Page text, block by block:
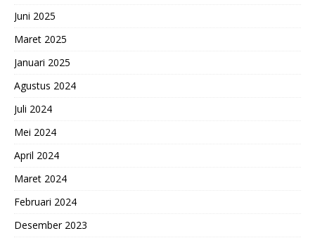
Juni 2025
Maret 2025
Januari 2025
Agustus 2024
Juli 2024
Mei 2024
April 2024
Maret 2024
Februari 2024
Desember 2023